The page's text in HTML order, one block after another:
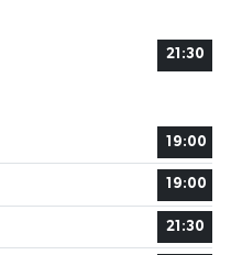
21:30
19:00
19:00
21:30